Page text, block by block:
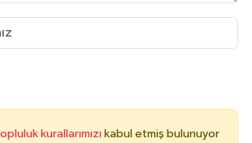
kurallarımızı kabul etmiş bulunuyor